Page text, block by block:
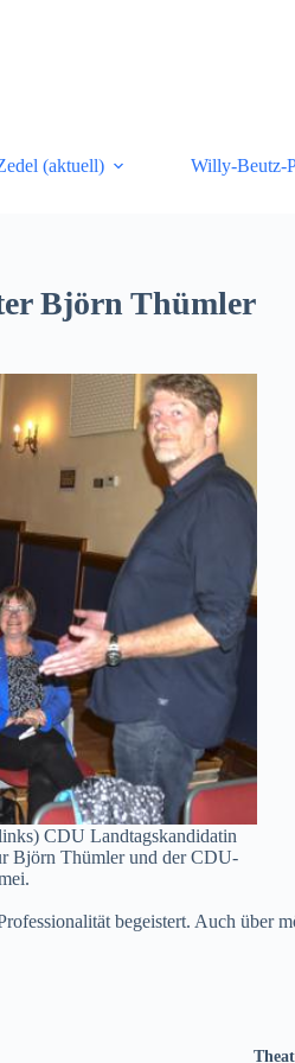
(aktuell) Willy-Beutz-
Björn Thümler
CDU Landtagskandidatin
Björn Thümler und der CDU-
begeistert. Auch über